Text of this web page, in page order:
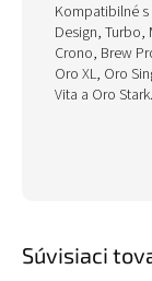
Kompatibilné
Design, Turbo,
Crono, Brew
Oro XL, Oro
Vita a Oro Stark.
Súvisiaci